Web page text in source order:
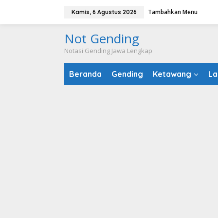
konten
Kamis, 6 Agustus 2026 Tambahkan Menu
Not Gending
Notasi Gending Jawa Lengkap
Beranda Gending Ketawang